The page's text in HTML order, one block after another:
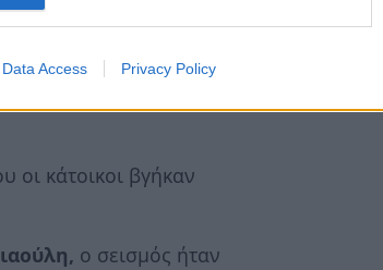
Data Access Privacy Policy
σεισμός λόγω του
έντονο για τους
δεν θα έχουμε
οι κάτοικοι βγήκαν
ο σεισμός ήταν